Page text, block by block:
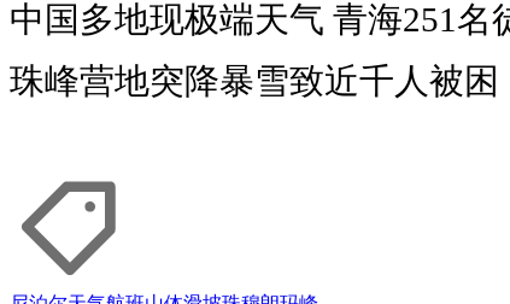
中国多地现极端天气 青海251名
珠峰营地突降暴雪致近千人被困